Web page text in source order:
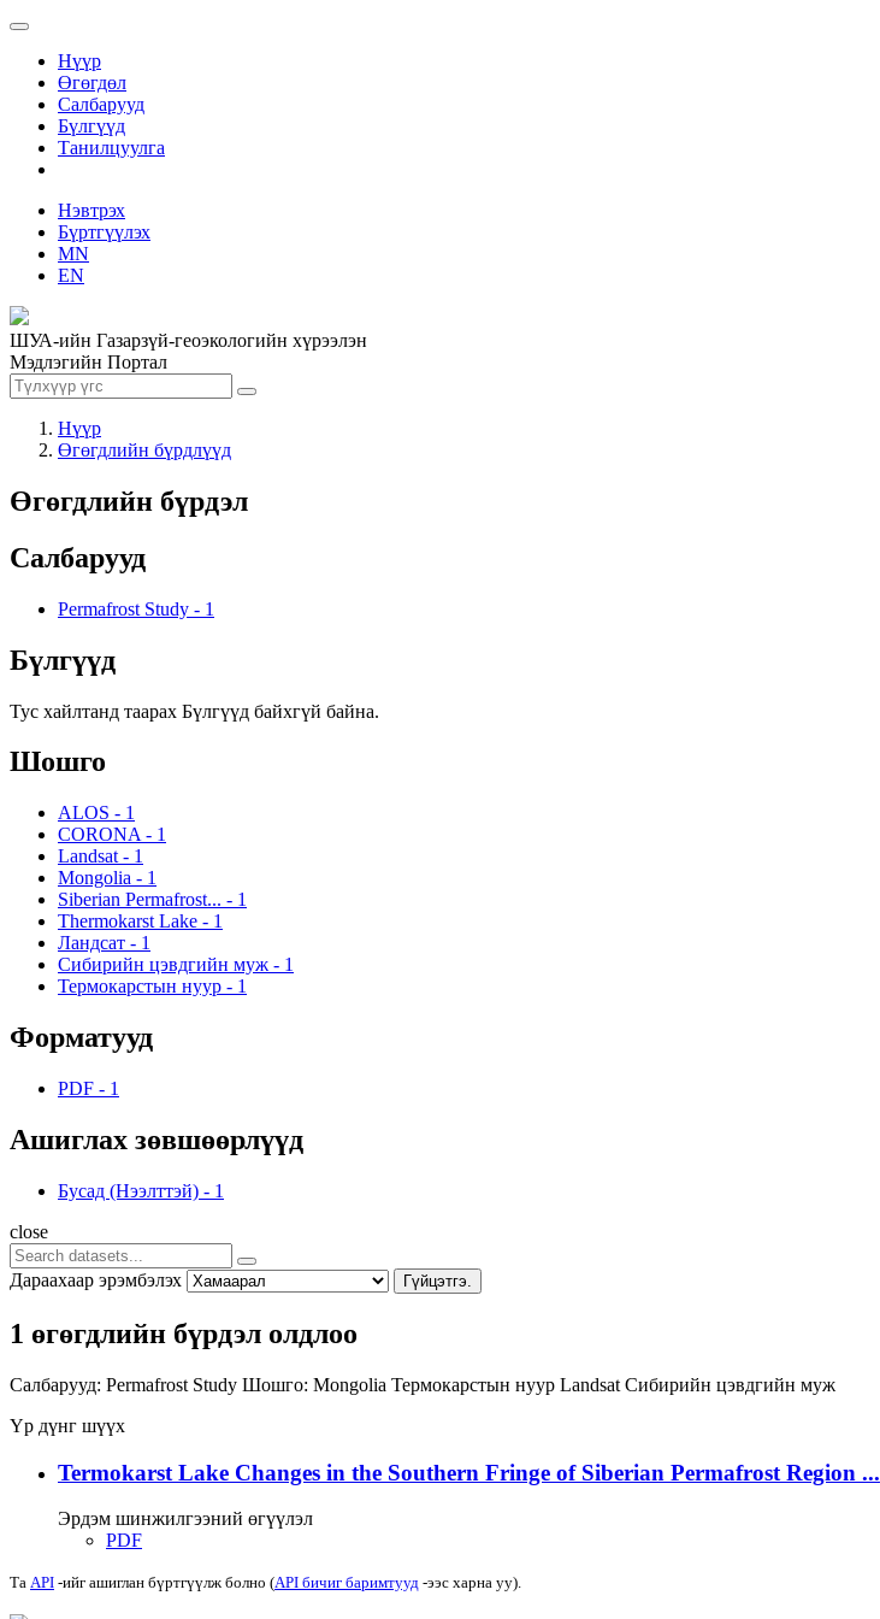
Нүүр
Өгөгдөл
Салбарууд
Бүлгүүд
Танилцуулга
Нэвтрэх
Бүртгүүлэх
MN
EN
ШУА-ийн Газарзүй-геоэкологийн хүрээлэн
Мэдлэгийн Портал
Нүүр
Өгөгдлийн бүрдлүүд
Өгөгдлийн бүрдэл
Салбарууд
Permafrost Study - 1
Бүлгүүд
Тус хайлтанд таарах Бүлгүүд байхгүй байна.
Шошго
ALOS - 1
CORONA - 1
Landsat - 1
Mongolia - 1
Siberian Permafrost... - 1
Thermokarst Lake - 1
Ландсат - 1
Сибирийн цэвдгийн муж - 1
Термокарстын нуур - 1
Форматууд
PDF - 1
Ашиглах зөвшөөрлүүд
Бусад (Нээлттэй) - 1
close
Дараахаар эрэмбэлэх Гүйцэтгэ.
1 өгөгдлийн бүрдэл олдлоо
Салбарууд: Permafrost Study Шошго: Mongolia Термокарстын нуур Landsat Сибирийн цэвдгийн муж
Үр дүнг шүүх
Termokarst Lake Changes in the Southern Fringe of Siberian Permafrost Region ...
Эрдэм шинжилгээний өгүүлэл
PDF
Та API -ийг ашиглан бүртгүүлж болно (API бичиг баримтууд -ээс харна уу).